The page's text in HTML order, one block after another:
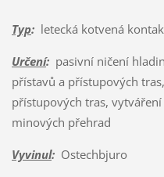
Typ:letecká kotvená
Určení:pasivní ničení
přístavů a přístupových
přístupových tras,
minových přehrad
Vyvinul:Ostechbjuro